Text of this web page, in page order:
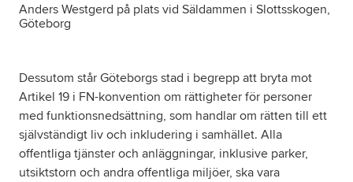
Anders Westgerd på plats vid Säldammen i Slottsskogen,
Göteborg
Dessutom står Göteborgs stad i begrepp att bryta mot
Artikel 19 i FN-konvention om rättigheter för personer
med funktionsnedsättning, som handlar om rätten till ett
självständigt liv och inkludering i samhället. Alla
offentliga tjänster och anläggningar, inklusive parker,
utsiktstorn och andra offentliga miljöer, ska vara